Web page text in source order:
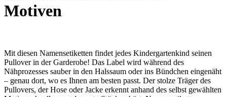
Motiven
Mit diesen Namensetiketten findet jedes Kindergartenkind seinen
Pullover in der Garderobe! Das Label wird während des
Nähprozesses sauber in den Halssaum oder ins Bündchen eingenäht
– genau dort, wo es Ihnen am besten passt. Der stolze Träger des
Pullovers, der Hose oder Jacke erkennt anhand des selbst gewählten